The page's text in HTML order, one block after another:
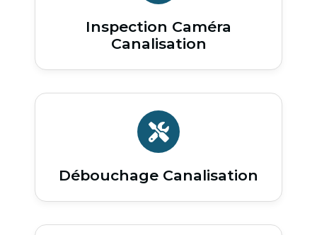
Inspection Caméra
Canalisation
Débouchage Canalisation